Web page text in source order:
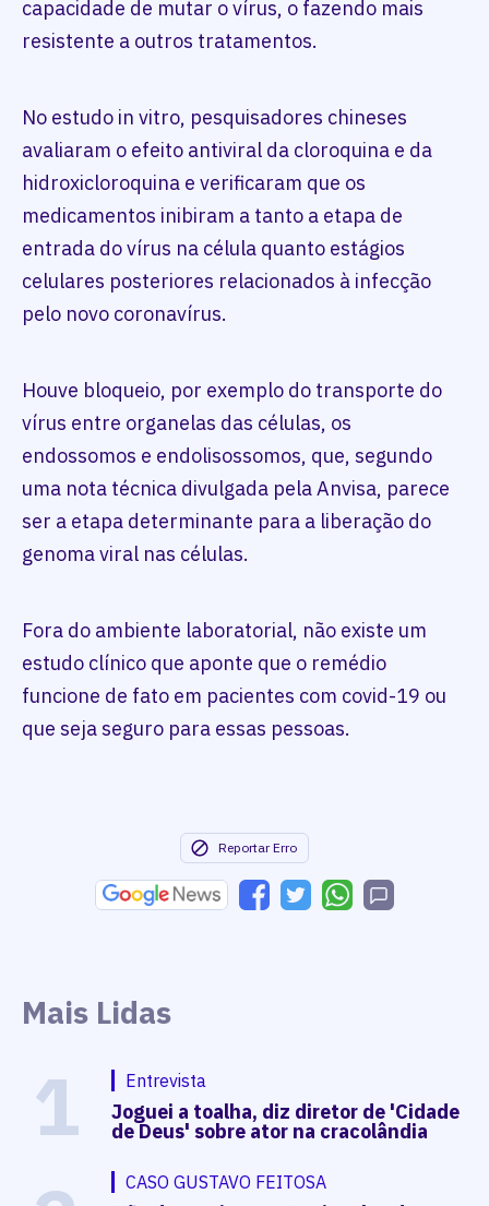
capacidade de mutar o vírus, o fazendo mais
resistente a outros tratamentos.
No estudo in vitro, pesquisadores chineses
avaliaram o efeito antiviral da cloroquina e da
hidroxicloroquina e verificaram que os
medicamentos inibiram a tanto a etapa de
entrada do vírus na célula quanto estágios
celulares posteriores relacionados à infecção
pelo novo coronavírus.
Houve bloqueio, por exemplo do transporte do
vírus entre organelas das células, os
endossomos e endolisossomos, que, segundo
uma nota técnica divulgada pela Anvisa, parece
ser a etapa determinante para a liberação do
genoma viral nas células.
Fora do ambiente laboratorial, não existe um
estudo clínico que aponte que o remédio
funcione de fato em pacientes com covid-19 ou
que seja seguro para essas pessoas.
Reportar Erro
Mais Lidas
1 Entrevista
Joguei a toalha, diz diretor de 'Cidade
de Deus' sobre ator na cracolândia
CASO GUSTAVO FEITOSA